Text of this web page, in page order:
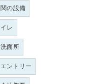
の設備
イレ
洗面所
エントリー